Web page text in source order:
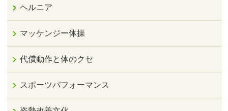
ヘルニア
マッケンジー体操
代償動作と体のクセ
スポーツパフォーマンス